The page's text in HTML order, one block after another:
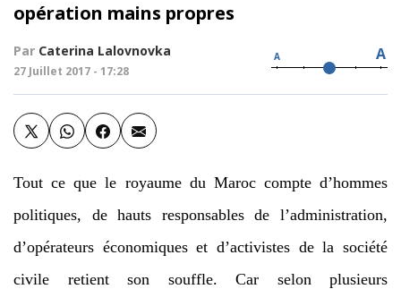
opération mains propres
Par Caterina Lalovnovka
27 Juillet 2017 - 17:28
A A
Tout ce que le royaume du Maroc compte d’hommes
politiques, de hauts responsables de l’administration,
d’opérateurs économiques et d’activistes de la société
civile retient son souffle. Car selon plusieurs